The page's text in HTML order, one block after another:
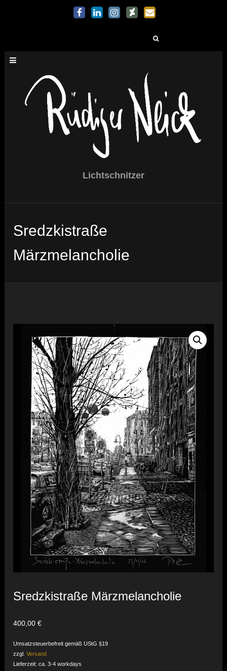
Lichtschnitzer
Sredzkistraße
Märzmelancholie
Sredzkistraße Märzmelancholie
400,00€
Umsatzsteuerbefreit gemäß UStG §19
zzgl.Versand
Lieferzeit: ca. 3-4 workdays